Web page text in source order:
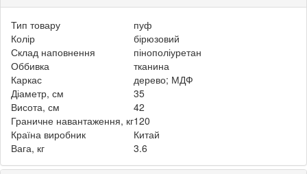
Тип товару
пуф
Колір
бірюзовий
Склад наповнення
пінополіуретан
Оббивка
тканина
Каркас
дерево; МДФ
Діаметр, см
35
Висота, см
42
Граничне навантаження, кг120
Країна виробник
Китай
Вага, кг
3.6